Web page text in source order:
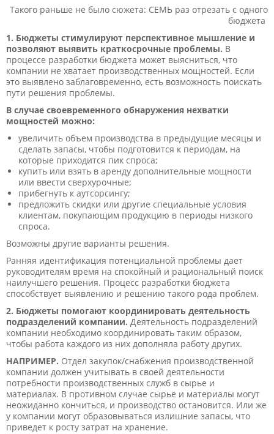
Такого раньше не было сюжета: СЕМЬ раз отрезать с одного
бюджета
1. Бюджеты стимулируют перспективное мышление и
позволяют выявить краткосрочные проблемы. В
процессе разработки бюджета может выясниться, что
компании не хватает производственных мощностей. Если
это выявлено заблаговременно, есть возможность поискать
пути решения проблемы.
В случае своевременного обнаружения нехватки
мощностей можно:
увеличить объем производства в предыдущие месяцы и
сделать запасы, чтобы подготовится к периодам, на
которые приходится пик спроса;
купить или взять в аренду дополнительные мощности
или ввести сверхурочные;
прибегнуть к аутсорсингу;
предложить скидки или другие специальные условия
клиентам, покупающим продукцию в периоды низкого
спроса.
Возможны другие варианты решения.
Ранняя идентификация потенциальной проблемы дает
руководителям время на спокойный и рациональный поиск
наилучшего решения. Процесс разработки бюджета
способствует выявлению и решению такого рода проблем.
2. Бюджеты помогают координировать деятельность
подразделений компании. Деятельность подразделений
компании необходимо координировать таким образом,
чтобы работа каждого из них дополняла работу других.
НАПРИМЕР. Отдел закупок/снабжения производственной
компании должен учитывать в своей деятельности
потребности производственных служб в сырье и
материалах. В противном случае сырье и материалы могут
неожиданно кончиться, и производство остановится. Или же
у компании могут образовываться излишние запасы, что
приведет к росту затрат на хранение.